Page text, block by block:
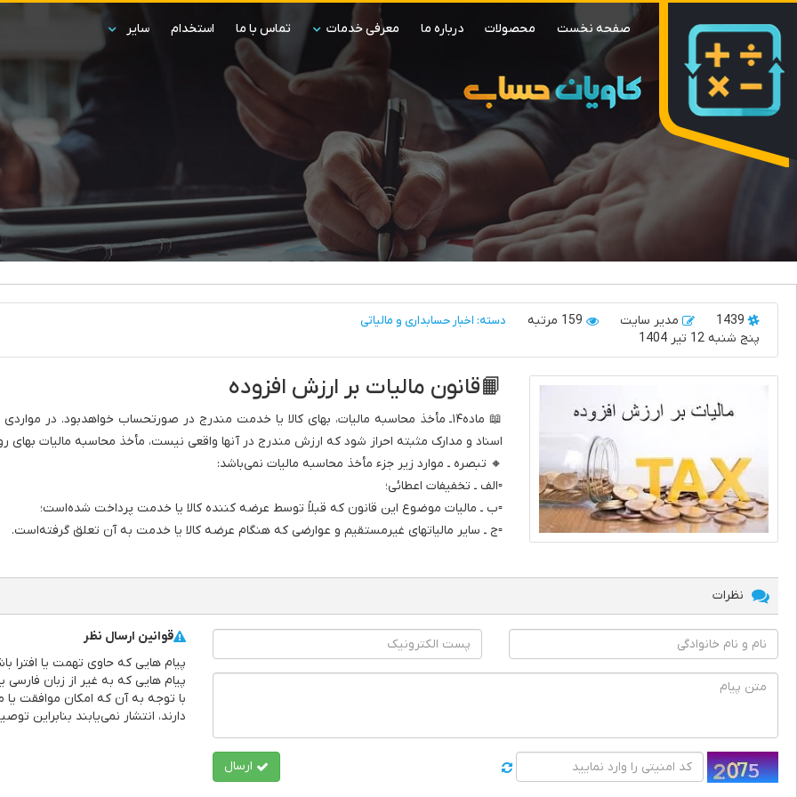
صفحه نخست محصولات درباره ما معرفی خدمات تماس با ما استخدام سایر
1439 مدیر سایت 159 مرتبه دسته: اخبار حسابداری و مالیاتی
پنج شنبه 12 تیر 1404
📙قانون مالیات بر ارزش افزوده
📖 ماده۱۴ـ مأخذ محاسبه مالیات، بهای کالا یا خدمت مندرج در صورتحساب خواهدبود. در
اسناد و مدارک مثبته احراز شود که ارزش مندرج در آنها واقعی نیست، مأخذ محاسبه مالیات بهای
🔸 تبصره ـ موارد زیر جزء مأخذ محاسبه مالیات نمی‌باشد:
▫️الف ـ تخفیفات اعطائی؛
▫️ب ـ مالیات موضوع این قانون که قبلاً توسط عرضه کننده کالا یا خدمت پرداخت شده‌است؛
▫️ج ـ سایر مالیاتهای غیرمستقیم و عوارضی که هنگام عرضه کالا یا خدمت به آن تعلق گرفته‌است.
نظرات
ارسال
قوانین ارسال نظر
پیام هایی که حاوی تهمت یا افترا
پیام هایی که به غیر از زبان
با توجه به آن که امکان موافقت یا
دارند، انتشار نمی‌یابند بنابراین